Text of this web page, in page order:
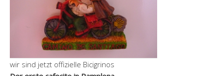
wir sind jetzt offizielle Bicigrinos